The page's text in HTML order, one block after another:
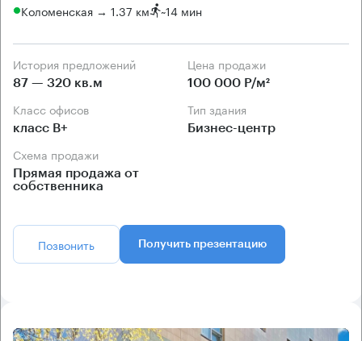
Коломенская → 1.37 км ~14 мин
История предложений
87 — 320 кв.м
Цена продажи
100 000 Р/м²
Класс офисов
класс B+
Тип здания
Бизнес-центр
Схема продажи
Прямая продажа от
собственника
Позвонить Получить презентацию